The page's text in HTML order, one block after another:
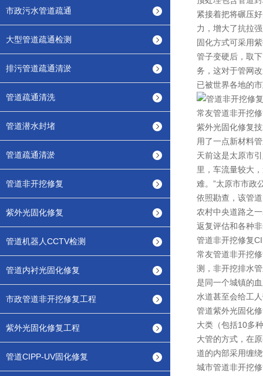
市政污水管道疏通
大型管道疏通检测
排污管道疏通清淤
管道疏通清洗
管道潜水封堵
管道疏通清淤
管道非开挖修复
紫外光固化修复
管道机器人CCTV检测
管道内衬光固化修复
市政管道非开挖修复工程
紫外光固化修复工程
管道CIPP-UV固化修复
紧接着把将碾压
力，增大了抗拉
固化方式可采用
管子变硬后，取
务，这对于管网
已被世界各地的
常友管道非开挖
紫外光固化修复
用了一点新材料
天前这是太原市
里，车流量较大
难。”太原市市政
依照勘查，该管
农村中央道路之
返复评估和各种
管道非开挖修复
常友管道非开挖
测，非开挖排水
是同一个城镇的
水道甚至会给工
管道紫外光固化
大类（包括10多
大管的方式，在
道的内部采用缠
城市管道非开挖